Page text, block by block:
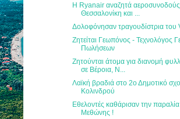
Η Ryanair αναζητά
Θεσσαλονίκη και ...
Δολοφόνησαν τραγουδίστρια του
Ζητείται Γεωπόνος - Τεχνολόγος
Πωλήσεων
Ζητούνται άτομα για διανομή
σε Βέροια, Ν...
Λαϊκή βραδιά στο 2ο Δημοτικό
Κολινδρού
Εθελοντές καθάρισαν την παραλία
Μεθώνης !